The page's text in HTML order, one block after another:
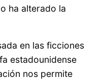
ha alterado la
en las ficciones
estadounidense
nos permite